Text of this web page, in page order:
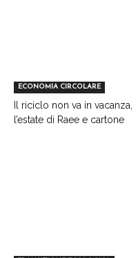
ECONOMIA CIRCOLARE
Il riciclo non va in vacanza,
l’estate di Raee e cartone